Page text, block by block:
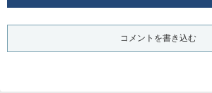
コメントを書き込む